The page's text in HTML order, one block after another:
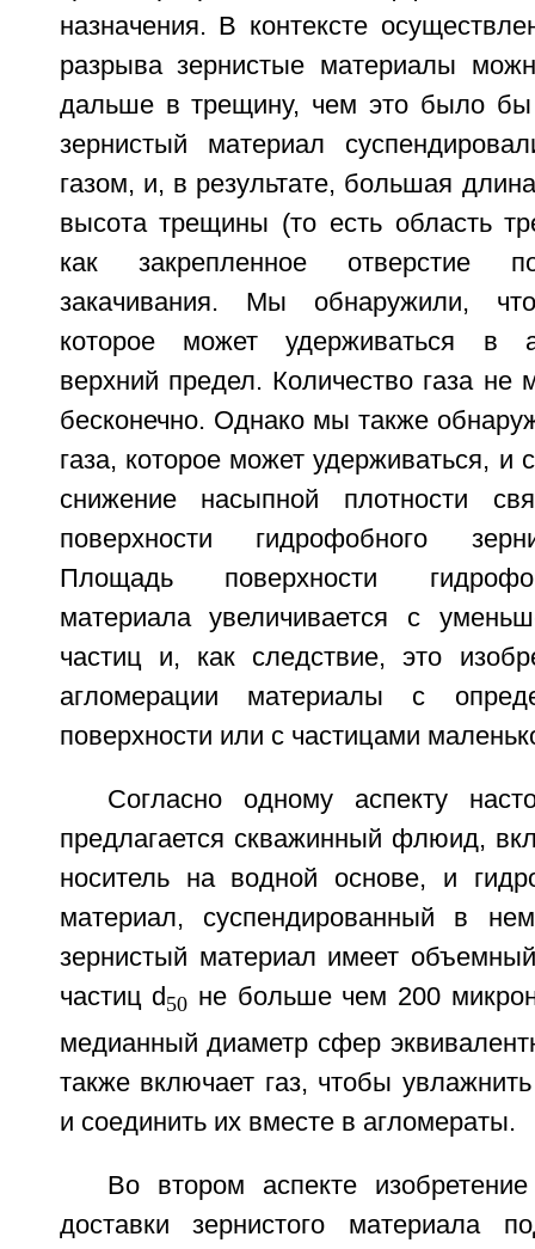
назначения. В контексте
разрыва зернистые материалы
дальше в трещину, чем это было
зернистый материал
газом, и, в результате, большая
высота трещины (то есть область
как закрепленное отверстие
закачивания. Мы обнаружили,
которое может удерживаться в
верхний предел. Количество газа не
бесконечно. Однако мы также
газа, которое может удерживаться,
снижение насыпной плотности
поверхности гидрофобного
Площадь поверхности
материала увеличивается с
частиц и, как следствие, это
агломерации материалы с
поверхности или с частицами
Согласно одному аспекту
предлагается скважинный флюид,
носитель на водной основе, и
материал, суспендированный в
зернистый материал имеет
частиц d 50 не больше чем 200
медианный диаметр сфер
также включает газ, чтобы
и соединить их вместе в агломераты.
Во втором аспекте
доставки зернистого материала